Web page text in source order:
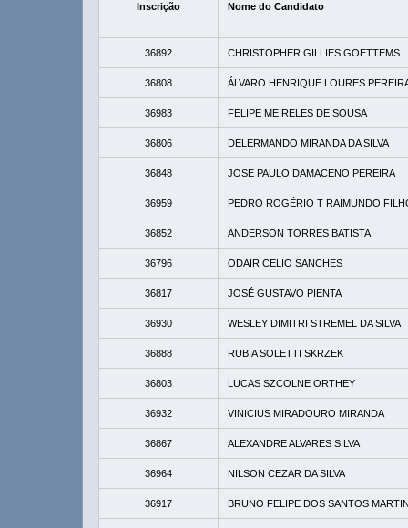
Inscrição Nome do Candidato
36892 CHRISTOPHER GILLIES GOETTEMS
36808 ÁLVARO HENRIQUE LOURES
36983 FELIPE MEIRELES DE SOUSA
36806 DELERMANDO MIRANDA DA SILVA
36848 JOSE PAULO DAMACENO PEREIRA
36959 PEDRO ROGÉRIO T RAIMUNDO
36852 ANDERSON TORRES BATISTA
36796 ODAIR CELIO SANCHES
36817 JOSÉ GUSTAVO PIENTA
36930 WESLEY DIMITRI STREMEL DA SILVA
36888 RUBIA SOLETTI SKRZEK
36803 LUCAS SZCOLNE ORTHEY
36932 VINICIUS MIRADOURO MIRANDA
36867 ALEXANDRE ALVARES SILVA
36964 NILSON CEZAR DA SILVA
36917 BRUNO FELIPE DOS SANTOS